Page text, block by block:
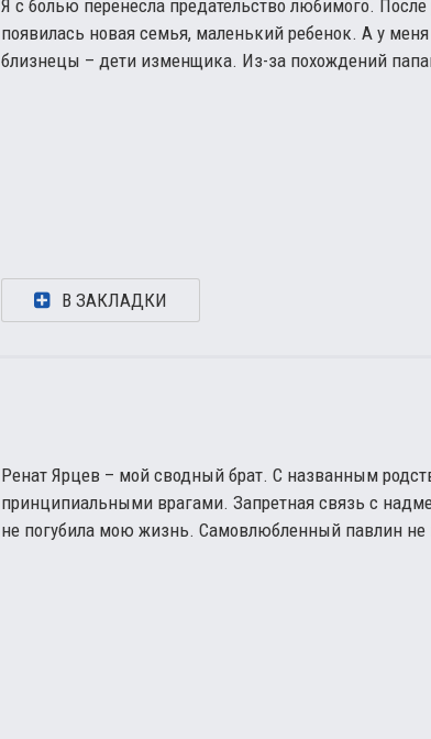
Я с болью перенесла предательство любимого.
появилась новая семья, маленький ребенок. А у меня
близнецы – дети изменщика. Из-за похождений
В ЗАКЛАДКИ
Ренат Ярцев – мой сводный брат. С названным
принципиальными врагами. Запретная связь с
не погубила мою жизнь. Самовлюбленный павлин не